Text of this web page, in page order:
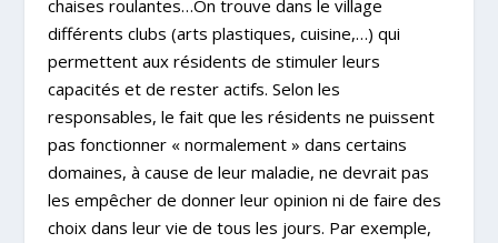
chaises roulantes…On trouve dans le village
différents clubs (arts plastiques, cuisine,…) qui
permettent aux résidents de stimuler leurs
capacités et de rester actifs. Selon les
responsables, le fait que les résidents ne puissent
pas fonctionner « normalement » dans certains
domaines, à cause de leur maladie, ne devrait pas
les empêcher de donner leur opinion ni de faire des
choix dans leur vie de tous les jours. Par exemple,